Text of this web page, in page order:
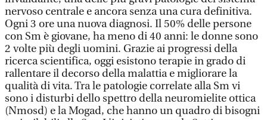
nervoso centrale e ancora senza una cura definitiva.
Ogni 3 ore una nuova diagnosi. Il 50% delle persone
con Sm è giovane, ha meno di 40 anni: le donne sono
2 volte più degli uomini. Grazie ai progressi della
ricerca scientifica, oggi esistono terapie in grado di
rallentare il decorso della malattia e migliorare la
qualità di vita. Tra le patologie correlate alla Sm vi
sono i disturbi dello spettro della neuromielite ottica
(Nmosd) e la Mogad, che hanno un quadro di bisogni